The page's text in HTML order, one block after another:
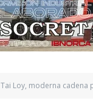
Tai Loy, moderna cadena